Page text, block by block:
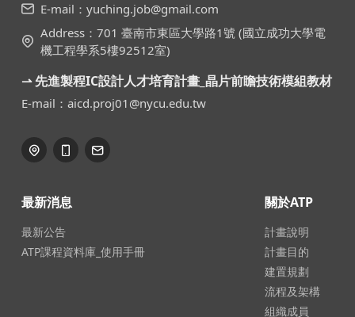
E-mail：yuching.job@gmail.com
Address：701 臺南市東區大學路1號 (國立成功大學電
機工程學系5樓92512室)
⇀ 先進製程IC設計人才培育計畫_晶片前瞻技術模組教材
E-mail：aicd.proj01@nycu.edu.tw
最新消息
最新公告
ATP課程資料庫_使用手冊
關於ATP
計畫說明
計畫目的
建置規劃
流程及架構
組織成員